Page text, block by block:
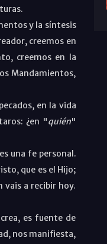
y la síntesis
creemos en
creemos en la
Mandamientos,
en la vida
¿en "quién"
una fe personal.
que es el Hijo;
vais a recibir hoy.
es fuente de
nos manifiesta,